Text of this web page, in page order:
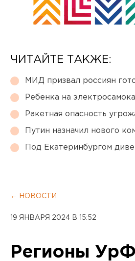
ЧИТАЙТЕ ТАКЖЕ:
МИД призвал россиян
Ребенка на
Ракетная опасность
Путин назначил нового
Под Екатеринбургом
← НОВОСТИ
19 ЯНВАРЯ 2024 В 15:52
Регионы